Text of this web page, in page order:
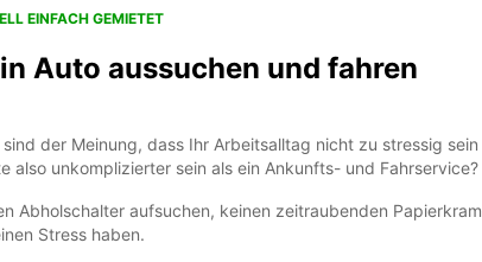
EINFACH GEMIETET
Auto aussuchen und fahren
der Meinung, dass Ihr Arbeitsalltag nicht zu stressig sein
also unkomplizierter sein als ein Ankunfts- und Fahrservice?
Abholschalter aufsuchen, keinen zeitraubenden Papierkram
Stress haben.